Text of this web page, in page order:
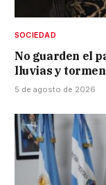
SOCIEDAD
No guarden el
lluvias y
5 de agosto de 2026